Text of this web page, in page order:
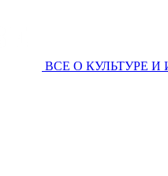
ВСЕ О КУЛЬТУРЕ И